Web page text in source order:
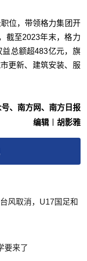
位，带领格力集团开
截至2023年末，格力
总额超483亿元，旗
更新、建筑安装、服
、南方网、南方日报
编辑︱胡影雅
风取消，U17国足和
要来了